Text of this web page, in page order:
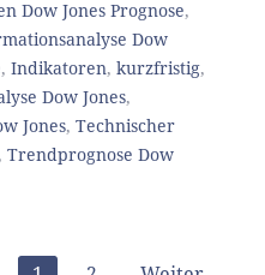
Dow Jones Prognose,
Dow
, Indikatoren, kurzfristig,
Dow Jones,
Jones, Technischer
, Trendprognose Dow